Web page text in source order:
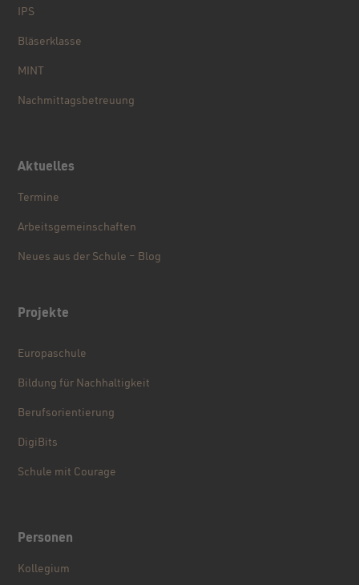
IPS
Bläserklasse
MINT
Nachmittagsbetreuung
Aktuelles
Termine
Arbeitsgemeinschaften
Neues aus der Schule – Blog
Projekte
Europaschule
Bildung für Nachhaltigkeit
Berufsorientierung
DigiBits
Schule mit Courage
Personen
Kollegium